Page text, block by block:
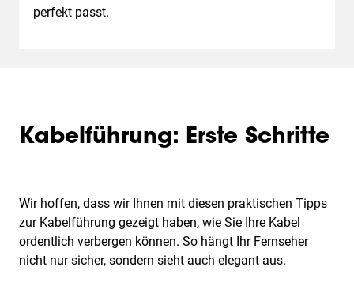
perfekt passt.
Kabelführung: Erste Schritte
Wir hoffen, dass wir Ihnen mit diesen praktischen Tipps
zur Kabelführung gezeigt haben, wie Sie Ihre Kabel
ordentlich verbergen können. So hängt Ihr Fernseher
nicht nur sicher, sondern sieht auch elegant aus.